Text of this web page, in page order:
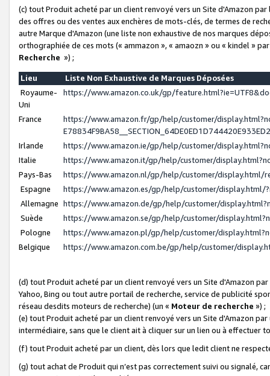
(c) tout Produit acheté par un client renvoyé vers un Site d'Amazon
des offres ou des ventes aux enchères de mots-clés, de termes de
autre Marque d'Amazon (une liste non exhaustive de nos marques
orthographiée de ces mots (« ammazon », « amaozn » ou « kindel »
Recherche ») ;
Lieu
Liste Non Exhaustive de Marques Déposées
Royaume-
Uni
https://www.amazon.co.uk/gp/
France
https://www.amazon.fr/gp/help/customer/
Irlande
https://www.amazon.ie/gp/help/customer/
Italie
https://www.amazon.it/gp/help/customer/
Pays-Bas
https://www.amazon.nl/gp/help/customer/display.html/
Espagne
https://www.amazon.es/gp/help/customer/display.html/
Allemagne https://www.amazon.de/gp/help/customer/
Suède
https://www.amazon.se/gp/help/customer/
Pologne
https://www.amazon.pl/gp/help/customer/
Belgique
https://www.amazon.com.be/gp/help/customer/
(d) tout Produit acheté par un client renvoyé vers un Site d'Amazon
Yahoo, Bing ou tout autre portail de recherche, service de publicité
réseau desdits moteurs de recherche) (un « Moteur de recherche ») ;
(e) tout Produit acheté par un client renvoyé vers un Site d'Amazon
intermédiaire, sans que le client ait à cliquer sur un lien ou à
(f) tout Produit acheté par un client, dès lors que ledit client ne
(g) tout achat de Produit qui n’est pas correctement suivi ou signalé,